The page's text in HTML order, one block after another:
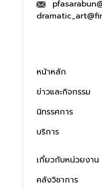
หน้าหลัก
ข่าวและกิจกรรม
นิทรรศการ
บริการ
เกี่ยวกับหน่วยงาน
คลังวิชาการ